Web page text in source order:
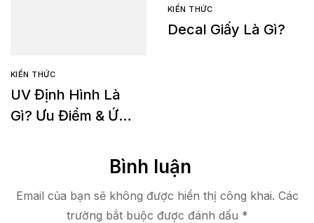
KIẾN THỨC
UV Định Hình Là
Gì? Ưu Điểm & Ứng
KIẾN THỨC
Decal Giấy Là Gì?
Bình luận
Email của bạn sẽ không được hiển thị công khai. Các
trường bắt buộc được đánh dấu *